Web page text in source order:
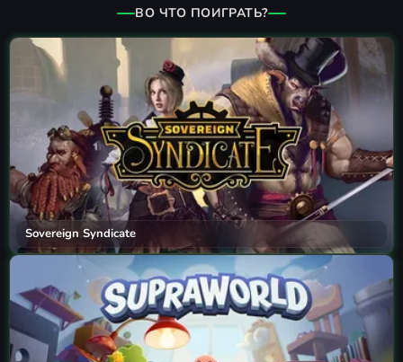
ВО ЧТО ПОИГРАТЬ?
Sovereign Syndicate